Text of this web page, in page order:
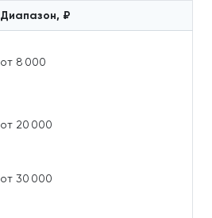
Диапазон, ₽
от 8 000
от 20 000
от 30 000